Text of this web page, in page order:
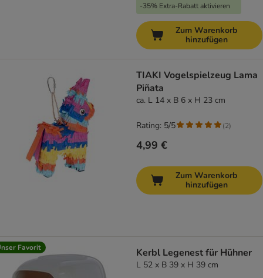
-35% Extra-Rabatt aktivieren
Zum Warenkorb
hinzufügen
TIAKI Vogelspielzeug Lama
Piñata
ca. L 14 x B 6 x H 23 cm
4,99 €
Rating: 5/5 (2)
Zum Warenkorb
hinzufügen
Favorit Kerbl Legenest für Hühner
L 52 x B 39 x H 39 cm